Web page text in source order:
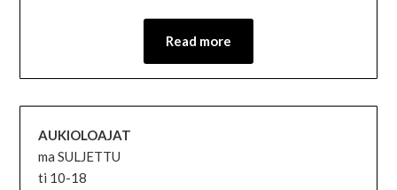
Read more
AUKIOLOAJAT
ma SULJETTU
ti 10-18